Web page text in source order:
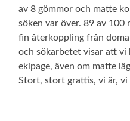
av 8 gömmor och matte
söken var över. 89 av 100
fin återkoppling från
och sökarbetet visar att vi
ekipage, även om matte
Stort, stort grattis, vi är, vi